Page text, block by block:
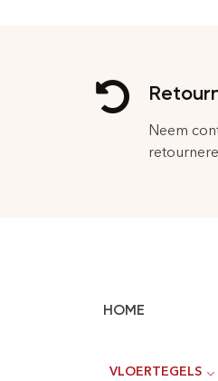
Neem
HOME
VLOERTEGELS